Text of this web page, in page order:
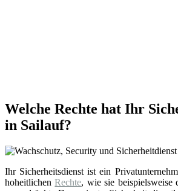
Welche Rechte hat Ihr
in Sailauf?
Ihr Sicherheitsdienst ist ein
hoheitlichenRechte, wie sie beispielsweise